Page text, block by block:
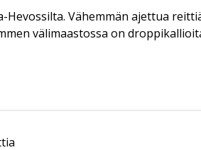
Vähemmän ajettua
välimaastossa on